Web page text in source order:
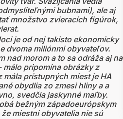
bubnami), ale aj
množstvo zvieracích figúrok,
je od nej takisto ekonomicky
dvoma miliónmi obyvateľov.
nad morom a to sa odráža aj na
pripomína obrázky z
prístupných miest je HA
obydlia zo zmesi hliny a a
svedčia jaskynné maľby.
bežným západoeurópskym
miestni obyvatelia nie sú